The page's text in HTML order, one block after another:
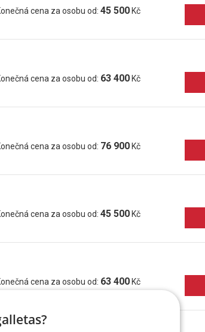
cena za osobu od: 45 500Kč
cena za osobu od: 63 400Kč
cena za osobu od: 76 900Kč
cena za osobu od: 45 500Kč
cena za osobu od: 63 400Kč